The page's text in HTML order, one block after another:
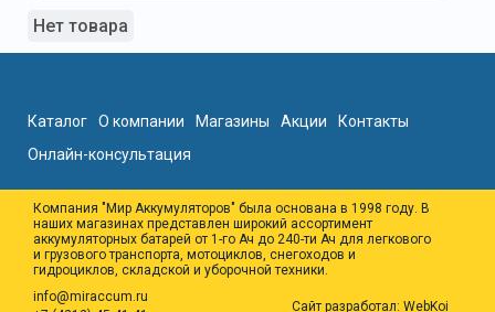
Нет товара
Каталог О компании Магазины Акции
Контакты
Онлайн-консультация
Компания "Мир Аккумуляторов" была основана в 1998 году. В
наших магазинах представлен широкий ассортимент
аккумуляторных батарей от 1-го Ач до 240-ти Ач для легкового
и грузового транспорта, мотоциклов, снегоходов и
гидроциклов, складской и уборочной техники.
info@miraccum.ru
Сайт разработал: WebKoi